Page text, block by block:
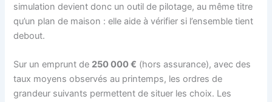
simulation devient donc un outil de pilotage, au même titre
qu’un plan de maison : elle aide à vérifier si l’ensemble tient
debout.
Sur un emprunt de 250 000 € (hors assurance), avec des
taux moyens observés au printemps, les ordres de
grandeur suivants permettent de situer les choix. Les